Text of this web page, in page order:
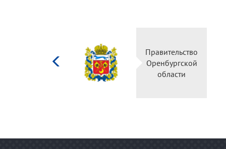
культуры
Российской
Правительство
Оренбургской
области